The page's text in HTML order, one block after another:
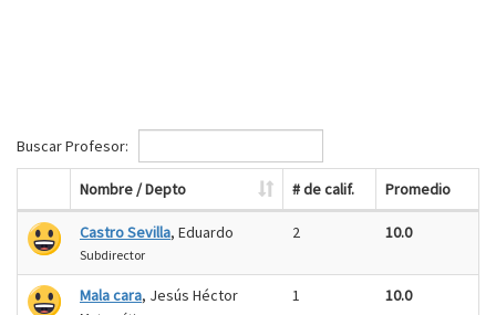
Buscar Profesor:
Nombre / Depto # de calif. Promedio
Castro Sevilla, Eduardo
Subdirector
2 10.0
Mala cara, Jesús Héctor 1 10.0